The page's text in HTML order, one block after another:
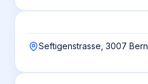
Seftigenstrasse, 3007 Bern